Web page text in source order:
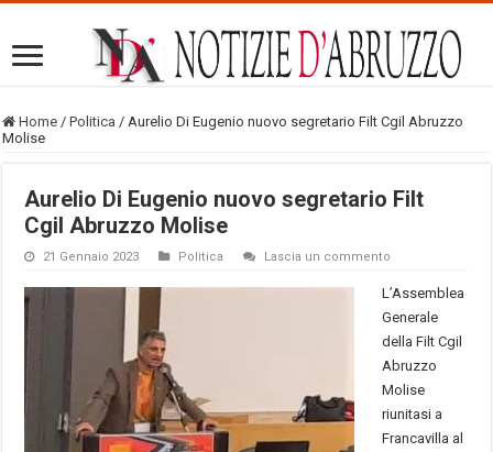
Home / Politica / Aurelio Di Eugenio nuovo segretario Filt Cgil Abruzzo
Molise
Aurelio Di Eugenio nuovo segretario Filt
Cgil Abruzzo Molise
21 Gennaio 2023 Politica Lascia un commento
L’Assemblea
Generale
della Filt Cgil
Abruzzo
Molise
riunitasi a
Francavilla al